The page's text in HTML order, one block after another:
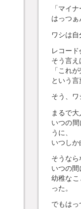
「マイ
はっつ
ワシは
レコー
そう言
「これ
という
そう、
まるで
いつの
うに、
いつし
そうな
いつの
幼稚な
った。
でもは